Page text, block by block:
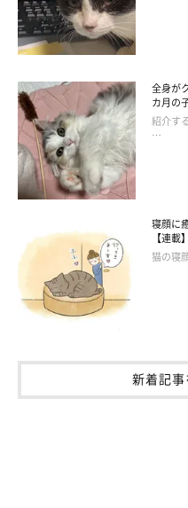
夢中になっ
全身が
カ月の
紹介す
…
寝顔に
【連
猫の寝
新着記